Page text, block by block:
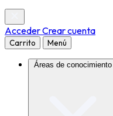
AccederCrear cuenta
Carrito Menú
Áreas de conocimiento